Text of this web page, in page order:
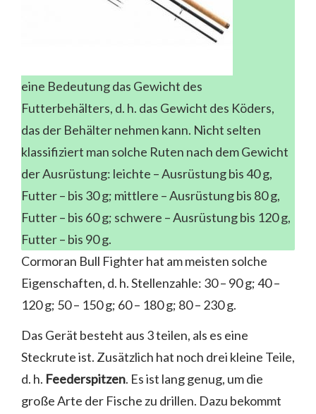
eine Bedeutung das Gewicht des
Futterbehälters, d. h. das Gewicht des Köders,
das der Behälter nehmen kann. Nicht selten
klassifiziert man solche Ruten nach dem Gewicht
der Ausrüstung: leichte – Ausrüstung bis 40 g,
Futter – bis 30 g; mittlere – Ausrüstung bis 80 g,
Futter – bis 60 g; schwere – Ausrüstung bis 120 g,
Futter – bis 90 g.
Cormoran Bull Fighter hat am meisten solche
Eigenschaften, d. h. Stellenzahle: 30 – 90 g; 40 –
120 g; 50 – 150 g; 60 – 180 g; 80 – 230 g.
Das Gerät besteht aus 3 teilen, als es eine
Steckrute ist. Zusätzlich hat noch drei kleine Teile,
d. h. Feederspitzen. Es ist lang genug, um die
große Arte der Fische zu drillen. Dazu bekommt